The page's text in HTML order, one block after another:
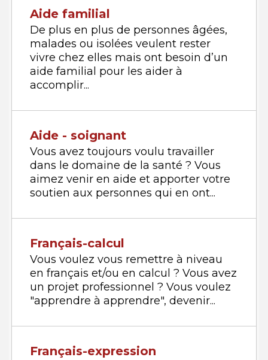
Aide familial
De plus en plus de personnes âgées,
malades ou isolées veulent rester
vivre chez elles mais ont besoin d’un
aide familial pour les aider à
accomplir...
Aide - soignant
Vous avez toujours voulu travailler
dans le domaine de la santé ? Vous
aimez venir en aide et apporter votre
soutien aux personnes qui en ont...
Français-calcul
Vous voulez vous remettre à niveau
en français et/ou en calcul ? Vous avez
un projet professionnel ? Vous voulez
"apprendre à apprendre", devenir...
Français-expression